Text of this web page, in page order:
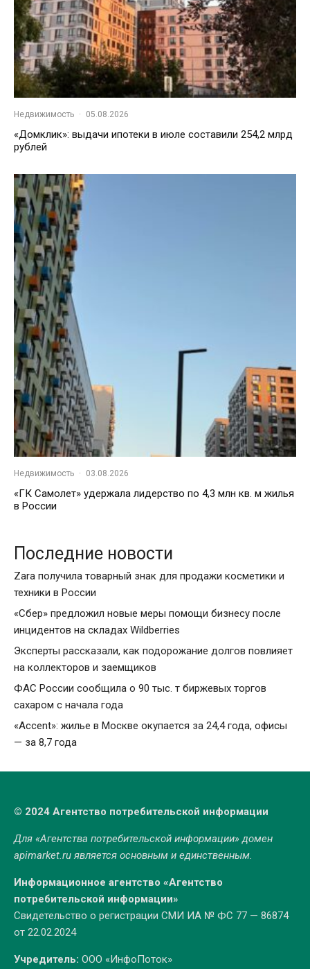
Недвижимость · 05.08.2026
«Домклик»: выдачи ипотеки в июле составили 254,2 млрд
рублей
Недвижимость · 03.08.2026
«ГК Самолет» удержала лидерство по 4,3 млн кв. м жилья
в России
Последние новости
Zara получила товарный знак для продажи косметики и
техники в России
«Сбер» предложил новые меры помощи бизнесу после
инцидентов на складах Wildberries
Эксперты рассказали, как подорожание долгов повлияет
на коллекторов и заемщиков
ФАС России сообщила о 90 тыс. т биржевых торгов
сахаром с начала года
«Accent»: жилье в Москве окупается за 24,4 года, офисы
— за 8,7 года
© 2024 Агентство потребительской информации
Для «Агентства потребительской информации» домен
apimarket.ruявляется основным и единственным.
Информационное агентство «Агентство
потребительской информации»
Свидетельство о регистрации СМИ ИА № ФС 77 — 86874
от 22.02.2024
Учредитель: ООО «ИнфоПоток»